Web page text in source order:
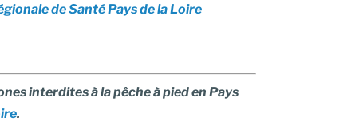
de Santé Pays de la Loire
interdites à la pêche à pied en Pays
.